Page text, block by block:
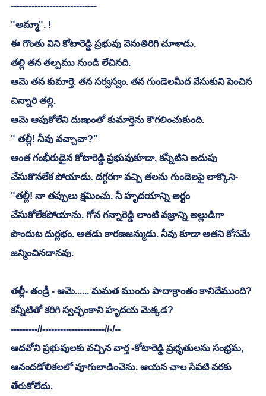
-----------------------------
"అమ్మా". !
ఈ గొంతు విని కోటారెడ్డి ప్రభువు వెనుతిరిగి చూశాడు.
తల్లి తన తల్పము నుండి లేచినది.
ఆమె తన కుమార్తె. తన సర్వస్వం. తన గుండెలమీద వేసుకుని పెంచిన
చిన్నారి తల్లి.
ఆమె ఆపుకోలేని దుఃఖంతో కుమార్తెను కౌగలించుకుంది.
" తల్లీ! నీవు వచ్చావా?"
అంత గంభీరుడైన కోటారెడ్డి ప్రభువుకూడా, కన్నీటిని అదుపు
చేసుకొనలేక పోయాడు. దగ్గరగా వచ్చి తలను గుండెలపై లాక్కొని-
"తల్లీ! నా తప్పులు క్షమించు. నీ హృదయాన్ని అర్థం
చేసుకోలేకపోయాను. గోన గన్నారెడ్డి లాంటి వజ్రాన్ని అల్లుడిగా
పొందుట దుర్లభం. అతడు కారణజన్ముడు. నీవు కూడా అతని కోసమే
జన్మించినదానవు.
తల్లీ- తండ్రీ - ఆమె...... మమత ముందు పాదాక్రాంతం కానిదేముంది?
కన్నీటితో కరిగి స్వచ్ఛంకాని హృదయ మెక్కడ?
---------//---------------------//-/--
ఆదవోని ప్రభువులకు వచ్చిన వార్త -కోటారెడ్డి ప్రభృతులను సంభ్రమ,
ఆనందడోలికలలో వూగులాడించెను. ఆయన చాల సేపటి వరకు
తేరుకోలేదు.